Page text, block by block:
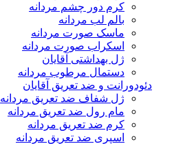
کرم دور چشم مردانه
بالم لب مردانه
ماسک صورت مردانه
اسکراب صورت مردانه
ژل بهداشتی آقایان
دستمال مرطوب مردانه
دئودورانت و ضد تعریق آقایان
ژل شفاف ضد تعریق مردانه
مام رول ضد تعریق مردانه
کرم ضد تعریق مردانه
اسپری ضد تعریق مردانه